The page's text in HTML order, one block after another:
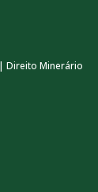
Direito Minerário